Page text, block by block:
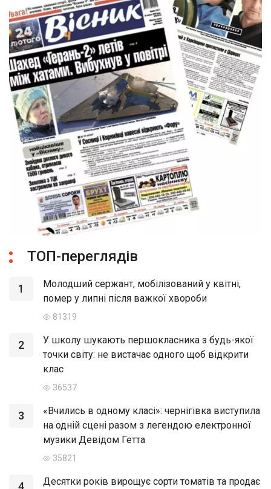
ТОП-переглядів
1
Молодший сержант, мобілізований у квітні,
помер у липні після важкої хвороби
81319
2
У школу шукають першокласника з будь-якої
точки світу: не вистачає одного щоб відкрити
клас
36537
3
«Вчились в одному класі»: чернігівка виступила
на одній сцені разом з легендою електронної
музики Девідом Гетта
35821
Десятки років вирощує сорти томатів та продає